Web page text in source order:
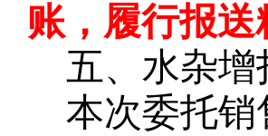
账，履行报
五、水杂
本次委托销